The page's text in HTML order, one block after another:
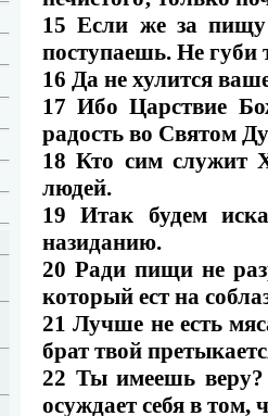
15 Если же за
поступаешь. Не губи
16 Да не хулится
17 Ибо Царствие
радость во Святом
18 Кто сим служит
людей.
19 Итак будем
назиданию.
20 Ради пищи не
который ест на
21 Лучше не есть
брат твой
22 Ты имеешь веру?
осуждает себя в том,